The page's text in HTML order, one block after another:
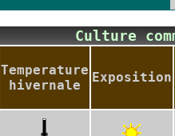
Culture
Temperature
hivernale
Exposition